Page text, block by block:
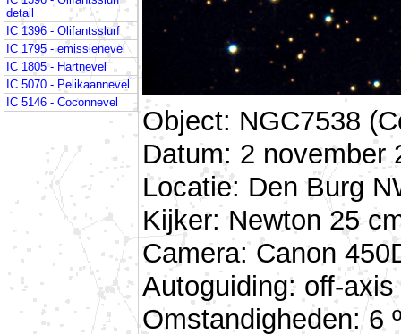
detail
IC 1396 - Olifantsslurf
IC 1795 - emissienevel
IC 1805 - Hartnevel
IC 5070 - Pelikaannevel
IC 5146 - Coconnevel
Object: NGC7538
Datum: 2 november
Locatie: Den Burg
Kijker: Newton 25
Camera: Canon
Autoguiding: off-
Omstandigheden: 6